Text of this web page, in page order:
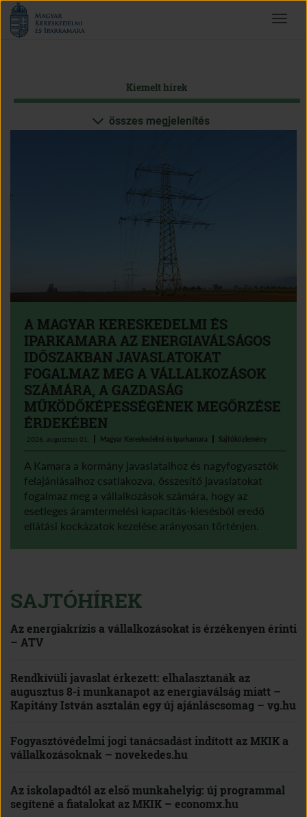
Magyar
Kereskedelmi
és
Toggle
Kiemelt hírek
összes megjelenítés
A MAGYAR KERESKEDELMI ÉS
IPARKAMARA AZ ENERGIAVÁLSÁGOS
IDŐSZAKBAN JAVASLATOKAT
FOGALMAZ MEG A VÁLLALKOZÁSOK
SZÁMÁRA, A GAZDASÁG
MŰKÖDŐKÉPESSÉGÉNEK MEGŐRZÉSE
ÉRDEKÉBEN
2026. augusztus 01. Magyar Kereskedelmi és Iparkamara Sajtóközlemény
A Kamara a kormány javaslataihoz és nagyfogyasztók
felajánlásaihoz csatlakozva, összesítő javaslatokat
fogalmaz meg a vállalkozások számára, hogy az
esetleges áramtermelési kapacitás-kiesésből eredő
ellátási kockázatok kezelése arányosan történjen.
SAJTÓHÍREK
Az energiakrízis a vállalkozásokat is érzékenyen érinti
– ATV
Rendkívüli javaslat érkezett: elhalasztanák az
augusztus 8-i munkanapot az energiaválság miatt –
Kapitány István asztalán egy új ajánláscsomag – vg.hu
Fogyasztóvédelmi jogi tanácsadást indított az MKIK a
vállalkozásoknak – novekedes.hu
Az iskolapadtól az első munkahelyig: új programmal
segítené a fiatalokat az MKIK – economx.hu